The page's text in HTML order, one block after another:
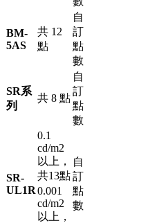
BM-
5AS
共 12
點
自
訂
點
數
SR系
列
共 8 點
自
訂
點
數
SR-
UL1R
0.1
cd/m2
以上，
共13點
自
訂
點
數
0.001
cd/m2
以上，